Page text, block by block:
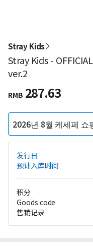
Stray Kids
Stray Kids -
ver.2
RMB 287.63
2026년 8월 케세페 쇼
发行日
预计入库时间
积分
Goods code
售销记录